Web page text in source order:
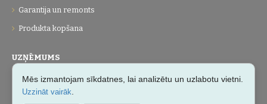
Garantija un remonts
Produkta kopšana
UZŅĒMUMS
Par mums
Mēs izmantojam sīkdatnes, lai analizētu un uzlabotu vietni.
Uzzināt vairāk